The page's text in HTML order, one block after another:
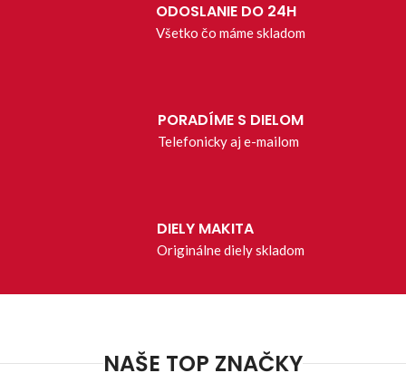
ODOSLANIE DO 24H
Všetko čo máme skladom
PORADÍME S DIELOM
Telefonicky aj e-mailom
DIELY MAKITA
Originálne diely skladom
NAŠE TOP ZNAČKY